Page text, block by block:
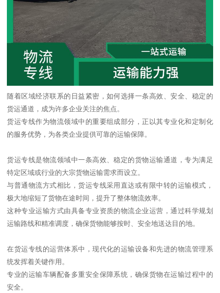
随着区域经济联系的日益紧密，如何选择一条高效、安全、稳定的
货运通道，成为许多企业关注的焦点。
货运专线作为物流领域中的重要组成部分，正以其专业化和定制化
的服务优势，为各类企业提供可靠的运输保障。
货运专线是物流领域中一条高效、稳定的货物运输通道，专为满足
特定区域或行业的大宗货物运输需求而设立。
与普通物流方式相比，货运专线采用直达或有限中转的运输模式，
极大地缩短了货物在途时间，提升了整体物流效率。
这种专业运输方式由具备专业资质的物流企业运营，通过科学规划
运输路线和精准调度，确保货物能够按时、安全地送达目的地。
在货运专线的运营体系中，现代化的运输设备和先进的物流管理系
统发挥着关键作用。
专业的运输车辆配备多重安全保障系统，确保货物在运输过程中的
安全。